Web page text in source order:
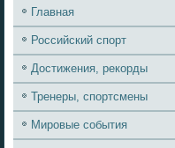
Главная
Российский спорт
Достижения, рекорды
Тренеры, спортсмены
Мировые события